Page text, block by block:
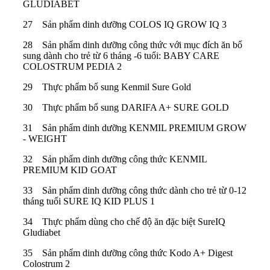
GLUDIABET
27 Sản phẩm dinh dưỡng COLOS IQ GROW IQ 3
28 Sản phẩm dinh dưỡng công thức với mục đích ăn bổ
sung dành cho trẻ từ 6 tháng -6 tuổi: BABY CARE
COLOSTRUM PEDIA 2
29 Thực phẩm bổ sung Kenmil Sure Gold
30 Thực phẩm bổ sung DARIFA A+ SURE GOLD
31 Sản phẩm dinh dưỡng KENMIL PREMIUM GROW
- WEIGHT
32 Sản phẩm dinh dưỡng công thức KENMIL
PREMIUM KID GOAT
33 Sản phẩm dinh dưỡng công thức dành cho trẻ từ 0-12
tháng tuổi SURE IQ KID PLUS 1
34 Thực phẩm dùng cho chế độ ăn đặc biệt SureIQ
Gludiabet
35 Sản phẩm dinh dưỡng công thức Kodo A+ Digest
Colostrum 2